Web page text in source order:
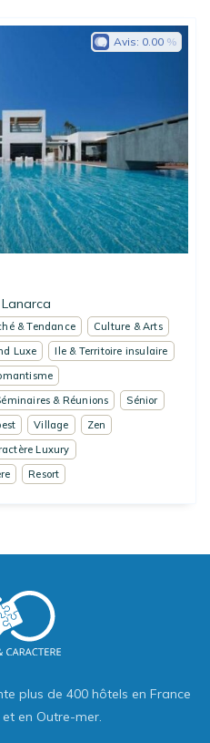
Lanarca
Avis: 0.00
& Tendance
Culture & Arts
Luxe
Ile & Territoire insulaire
& Réunions
Sénior
Village
Zen
Luxury
Resort
plus de 400 hôtels en France
en Outre-mer.